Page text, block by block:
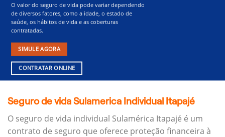
O valor do seguro de vida pode variar dependendo
de diversos fatores, como a idade, o estado de
saúde, os hábitos de vida e as coberturas
contratadas.
SIMULE AGORA
CONTRATAR ONLINE
Seguro de vida Sulamerica Individual Itapajé
O seguro de vida individual Sulamérica Itapajé é um
contrato de seguro que oferece proteção financeira à